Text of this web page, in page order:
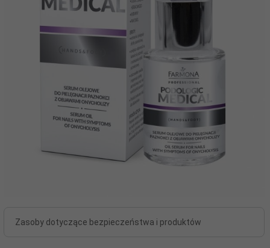
Zasoby dotyczące bezpieczeństwa i produktów